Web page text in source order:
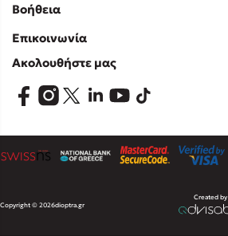
Βοήθεια
Επικοινωνία
Ακολουθήστε μας
Copyright © 2026dioptra.gr
Created by